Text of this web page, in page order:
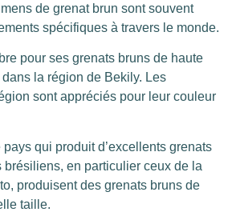
de grenat brun sont souvent
spécifiques à travers le monde.
pour ses grenats bruns de haute
la région de Bekily. Les
sont appréciés pour leur couleur
qui produit d’excellents grenats
brésiliens, en particulier ceux de la
produisent des grenats bruns de
taille.